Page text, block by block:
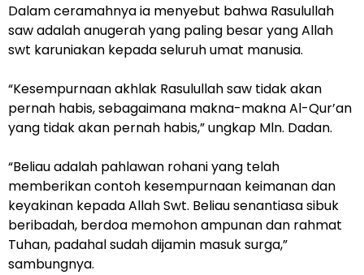
Dalam ceramahnya ia menyebut bahwa Rasulullah
saw adalah anugerah yang paling besar yang Allah
swt karuniakan kepada seluruh umat manusia.
“Kesempurnaan akhlak Rasulullah saw tidak akan
pernah habis, sebagaimana makna-makna Al-Qur’an
yang tidak akan pernah habis,” ungkap Mln. Dadan.
“Beliau adalah pahlawan rohani yang telah
memberikan contoh kesempurnaan keimanan dan
keyakinan kepada Allah Swt. Beliau senantiasa sibuk
beribadah, berdoa memohon ampunan dan rahmat
Tuhan, padahal sudah dijamin masuk surga,”
sambungnya.